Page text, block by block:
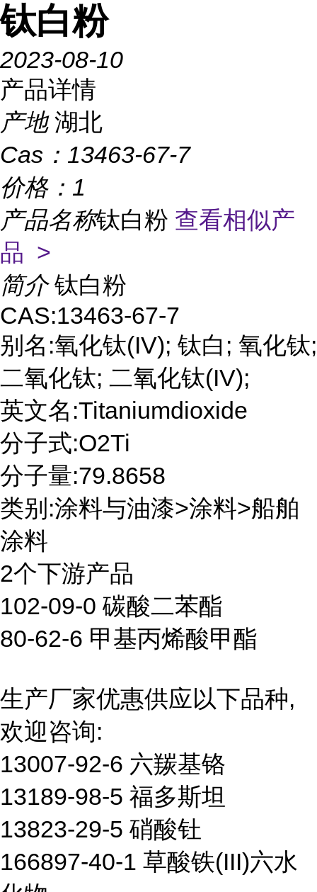
钛白粉
2023-08-10
产品详情
产地 湖北
Cas： 13463-67-7
价格： 1
产品名称钛白粉 查看相似产
品 >
简介 钛白粉
CAS:13463-67-7
别名:氧化钛(IV); 钛白; 氧化钛;
二氧化钛; 二氧化钛(IV);
英文名:Titaniumdioxide
分子式:O2Ti
分子量:79.8658
类别:涂料与油漆>涂料>船舶
涂料
2个下游产品
102-09-0 碳酸二苯酯
80-62-6 甲基丙烯酸甲酯
生产厂家优惠供应以下品种,
欢迎咨询:
13007-92-6 六羰基铬
13189-98-5 福多斯坦
13823-29-5 硝酸钍
166897-40-1 草酸铁(III)六水